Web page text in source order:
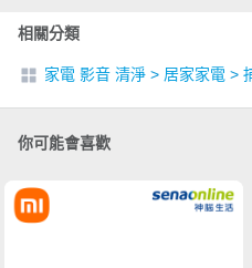
相關分類
家電 影音 清淨 > 居家家電 >
你可能會喜歡